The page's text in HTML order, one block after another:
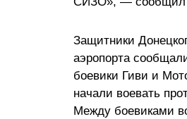
Защитники
аэропорта
боевики Гиви и
начали воевать
Между боевиками